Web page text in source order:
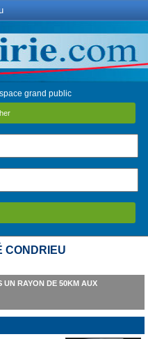
grand public
CONDRIEU
UN RAYON DE 50KM AUX